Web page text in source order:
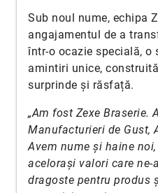
Sub noul nume, echipa
angajamentul de a
într-o ocazie specială, o
amintiri unice,
surprinde și răsfață.
„Am fost Zexe Braserie.
Manufacturieri de Gust,
Avem nume și haine
acelorași valori care
dragoste pentru produs